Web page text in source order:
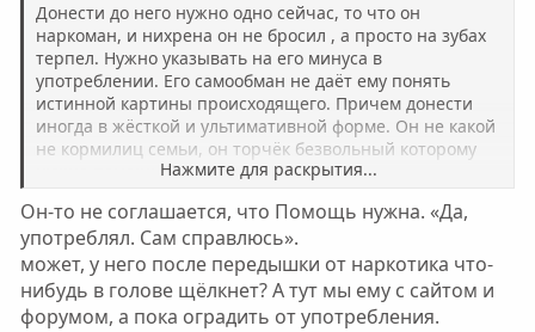
Донести до него нужно одно сейчас, то что он
наркоман, и нихрена он не бросил , а просто на зубах
терпел. Нужно указывать на его минуса в
употреблении. Его самообман не даëт ему понять
истинной картины происходящего. Причем донести
иногда в жëсткой и ультимативной форме. Он не какой
не кормилиц семьи, он торчëк безвольный которому
нужна помощь близких и родных.
Нажмите для раскрытия...
Он-то не соглашается, что Помощь нужна. «Да,
употреблял. Сам справлюсь».
может, у него после передышки от наркотика что-
нибудь в голове щёлкнет? А тут мы ему с сайтом и
форумом, а пока оградить от употребления.